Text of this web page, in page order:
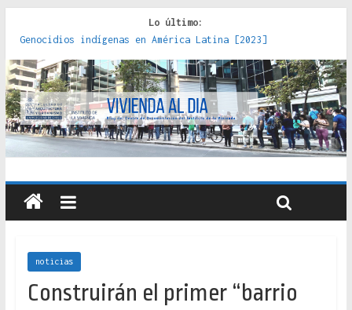
Lo último:
Genocidios indígenas en América Latina [2023]
Estudios sobre la espacialización de los Estados :
políticas, prácticas y representaciones [2022]
Donde el pedernal choca con el acero : hacia una teoría
crítica de las fronteras latinoamericanas [2020]
Criterios técnicos para una vivienda adecuada [2019]
Red de consultorios de la Caja del Seguro Obrero en
Santiago : un patrimonio emblemático [2014]
noticias
Construirán el primer “barrio